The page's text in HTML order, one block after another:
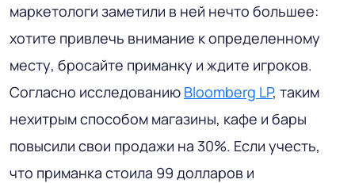
маркетологи заметили в ней нечто большее:
хотите привлечь внимание к определенному
месту, бросайте приманку и ждите игроков.
Согласно исследованию Bloomberg LP, таким
нехитрым способом магазины, кафе и бары
повысили свои продажи на 30%. Если учесть,
что приманка стоила 99 долларов и